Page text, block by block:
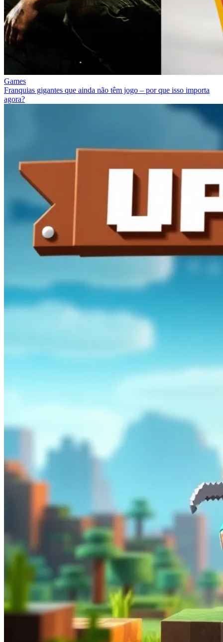
Games
Franquias gigantes que ainda não têm jogo – por que isso importa
agora?